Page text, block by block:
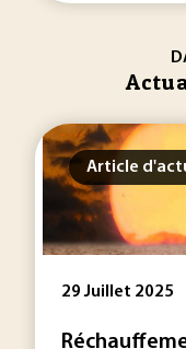
Article
29 Juillet 2025